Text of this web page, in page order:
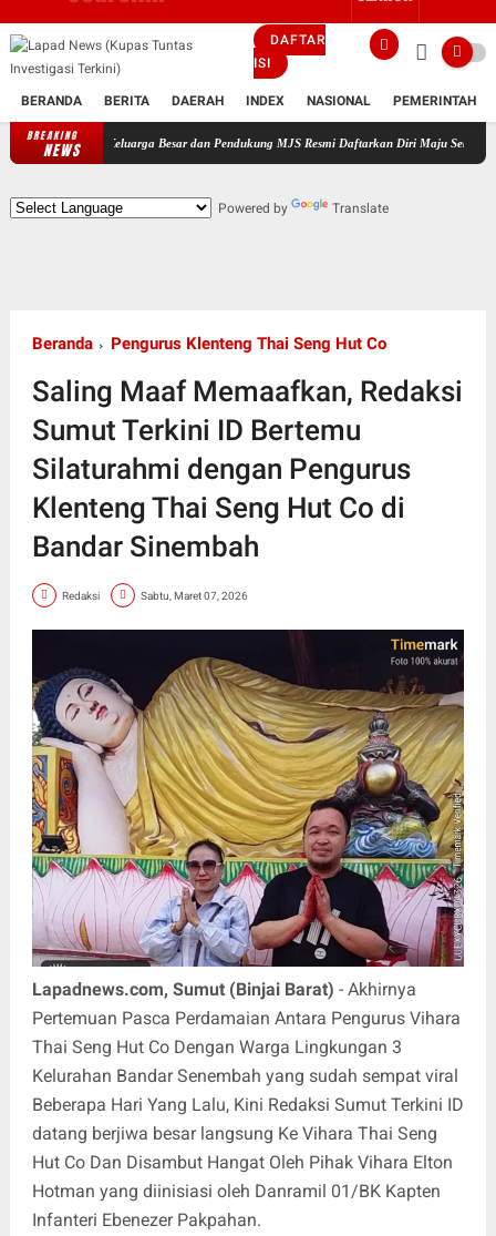
DAFTAR
ISI
BERANDA BERITA DAERAH INDEX NASIONAL PEMERINTAH
BREAKING
NEWS
Keluarga Besar dan Pendukung MJS Resmi Daftarkan Diri Maju Sebagai Calon
Powered by Translate
Beranda Pengurus Klenteng Thai Seng Hut Co
Saling Maaf Memaafkan, Redaksi
Sumut Terkini ID Bertemu
Silaturahmi dengan Pengurus
Klenteng Thai Seng Hut Co di
Bandar Sinembah
Redaksi Sabtu, Maret 07, 2026
Lapadnews.com, Sumut (Binjai Barat) - Akhirnya
Pertemuan Pasca Perdamaian Antara Pengurus Vihara
Thai Seng Hut Co Dengan Warga Lingkungan 3
Kelurahan Bandar Senembah yang sudah sempat viral
Beberapa Hari Yang Lalu, Kini Redaksi Sumut Terkini ID
datang berjiwa besar langsung Ke Vihara Thai Seng
Hut Co Dan Disambut Hangat Oleh Pihak Vihara Elton
Hotman yang diinisiasi oleh Danramil 01/BK Kapten
Infanteri Ebenezer Pakpahan.